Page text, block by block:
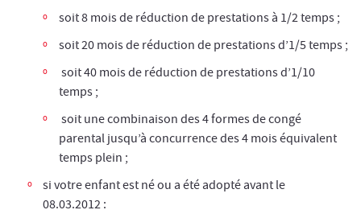
soit 8 mois de réduction de prestations à 1/2 temps ;
soit 20 mois de réduction de prestations d’1/5 temps ;
soit 40 mois de réduction de prestations d’1/10
temps ;
soit une combinaison des 4 formes de congé
parental jusqu’à concurrence des 4 mois équivalent
temps plein ;
si votre enfant est né ou a été adopté avant le
08.03.2012 :